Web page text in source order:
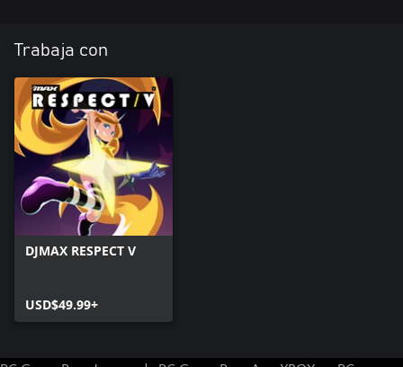
Trabaja con
DJMAX RESPECT V
USD$49.99+